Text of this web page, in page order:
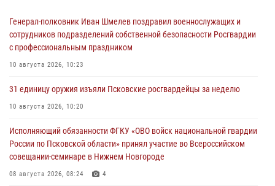
Генерал-полковник Иван Шмелев поздравил военнослужащих и
сотрудников подразделений собственной безопасности Росгвардии
с профессиональным праздником
10 августа 2026, 10:23
31 единицу оружия изъяли Псковские росгвардейцы за неделю
10 августа 2026, 10:20
Исполняющий обязанности ФГКУ «ОВО войск национальной гвардии
России по Псковской области» принял участие во Всероссийском
совещании-семинаре в Нижнем Новгороде
08 августа 2026, 08:24 4